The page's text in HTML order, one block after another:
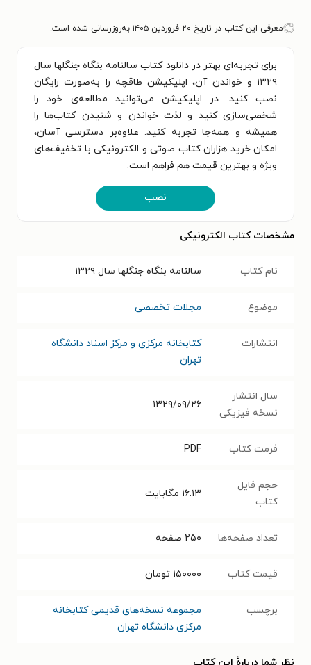
معرفی این کتاب در تاریخ ۲۰ فروردین ۱۴۰۵ به‌روزرسانی شده است.
برای تجربه‌ای بهتر در دانلود کتاب سالنامه بنگاه جنگلها سال
۱۳۲۹ و خواندن آن، اپلیکیشن طاقچه را به‌صورت رایگان
نصب کنید. در اپلیکیشن می‌توانید مطالعه‌ی خود را
شخصی‌سازی کنید و لذت خواندن و شنیدن کتاب‌ها را
همیشه و همه‌جا تجربه کنید. علاوه‌بر دسترسی آسان،
امکان خرید هزاران کتاب صوتی و الکترونیکی با تخفیف‌های
ویژه و بهترین قیمت هم فراهم است.
نصب
مشخصات کتاب الکترونیکی
نام کتاب سالنامه بنگاه جنگلها سال ۱۳۲۹
موضوع مجلات تخصصی
انتشارات
کتابخانه مرکزی و مرکز اسناد دانشگاه
تهران
سال انتشار
نسخه فیزیکی
۱۳۲۹/۰۹/۲۶
فرمت کتاب PDF
حجم فایل
کتاب
۱۶.۱۳ مگابایت
تعداد صفحه‌ها ۲۵۰ صفحه
قیمت کتاب ۱۵۰۰۰۰ تومان
برچسب
مجموعه نسخه‌های قدیمی کتابخانه
مرکزی دانشگاه تهران